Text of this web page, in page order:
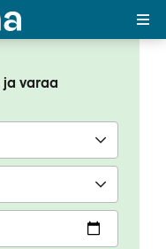
MAJAKKA-portaali
Äkkilähdöt
Suosikit
ja varaa